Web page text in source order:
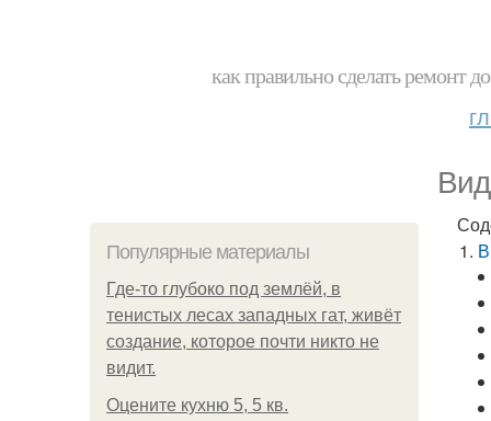
как правильно сделать ремонт
Популярные материалы
Где-то глубоко под землёй, в
тенистых лесах западных гат, живёт
создание, которое почти никто не
видит.
Оцените кухню 5, 5 кв.